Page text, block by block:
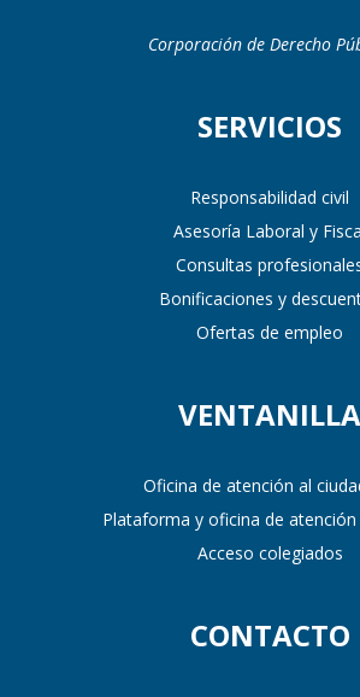
Corporación de Derecho
SERVICIOS
Responsabilidad civil
Asesoría Laboral y
Consultas
Bonificaciones y
Ofertas de empleo
VENTANILLA
Oficina de atención al
Plataforma y oficina de
Acceso colegiados
CONTACTO